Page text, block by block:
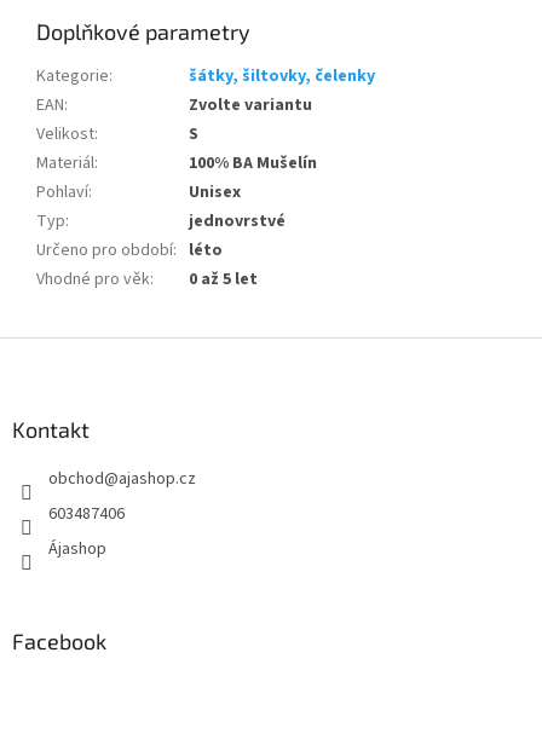
Doplňkové parametry
Kategorie:
šátky, šiltovky, čelenky
EAN:
Zvolte variantu
Velikost:
S
Materiál:
100% BA Mušelín
Pohlaví:
Unisex
Typ:
jednovrstvé
Určeno pro období: léto
Vhodné pro věk: 0 až 5 let
Kontakt
obchod@ajashop.cz
603487406
Ájashop
Facebook